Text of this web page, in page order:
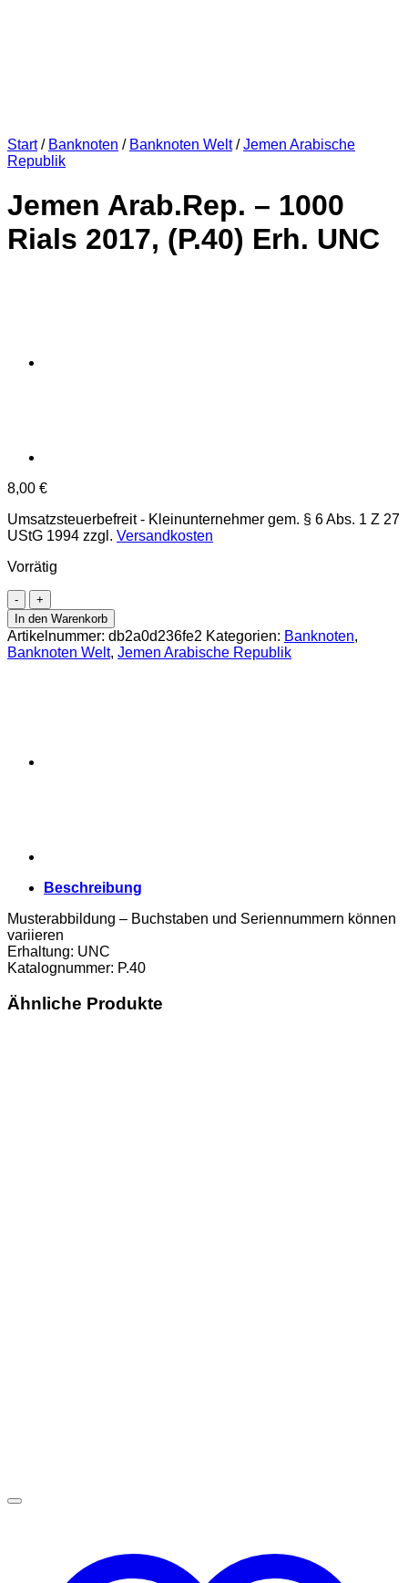
Start / Banknoten / Banknoten Welt / Jemen Arabische
Republik
Jemen Arab.Rep. – 1000
Rials 2017, (P.40) Erh. UNC
8,00 €
Umsatzsteuerbefreit - Kleinunternehmer gem. § 6 Abs. 1 Z 27
UStG 1994 zzgl. Versandkosten
Vorrätig
Jemen
Arab.Rep.
-
1000
Rials
In den Warenkorb
Artikelnummer: db2a0d236fe2 Kategorien: Banknoten,
Banknoten Welt, Jemen Arabische Republik
Beschreibung
Musterabbildung – Buchstaben und Seriennummern können
variieren
Erhaltung: UNC
Katalognummer: P.40
Ähnliche Produkte